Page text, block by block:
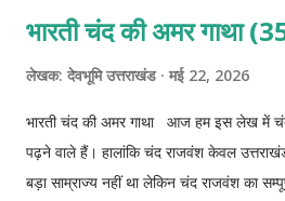
भारती चंद की अमर गाथा
लेखक: देवभूमि उत्तराखंड मई 22, 2026
भारती चंद की अमर गाथा आज हम इस लेख में
पढ़ने वाले हैं। हालांकि चंद राजवंश केवल
बड़ा साम्राज्य नहीं था लेकिन चंद राजवंश का